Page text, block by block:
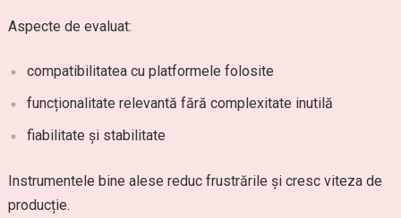
Aspecte de evaluat:
compatibilitatea cu platformele folosite
funcționalitate relevantă fără complexitate inutilă
fiabilitate și stabilitate
Instrumentele bine alese reduc frustrările și cresc viteza de
producție.